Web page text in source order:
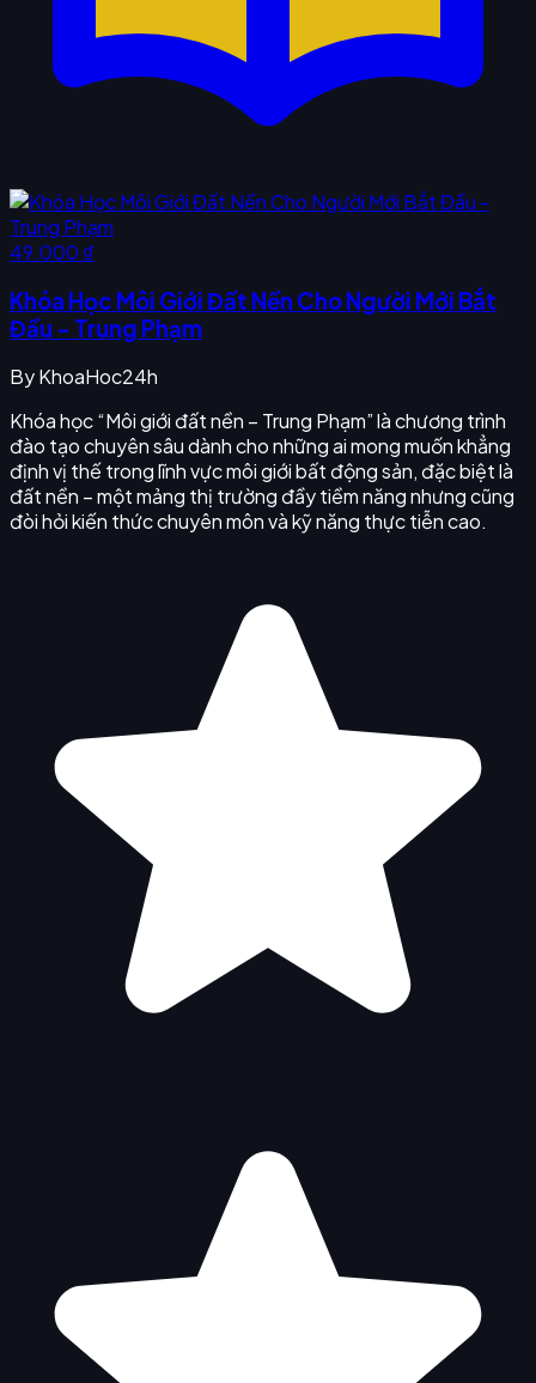
49.000 ₫
Khóa Học Môi Giới Đất Nền Cho Người Mới Bắt
Đầu - Trung Phạm
ByKhoaHoc24h
Khóa học “Môi giới đất nền – Trung Phạm” là chương trình
đào tạo chuyên sâu dành cho những ai mong muốn khẳng
định vị thế trong lĩnh vực môi giới bất động sản, đặc biệt là
đất nền – một mảng thị trường đầy tiềm năng nhưng cũng
đòi hỏi kiến thức chuyên môn và kỹ năng thực tiễn cao.